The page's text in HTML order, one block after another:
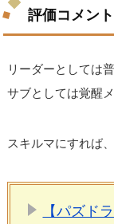
評価コメント
リーダーとしては普
サブとしては覚醒
スキルマにすれば
【パズド